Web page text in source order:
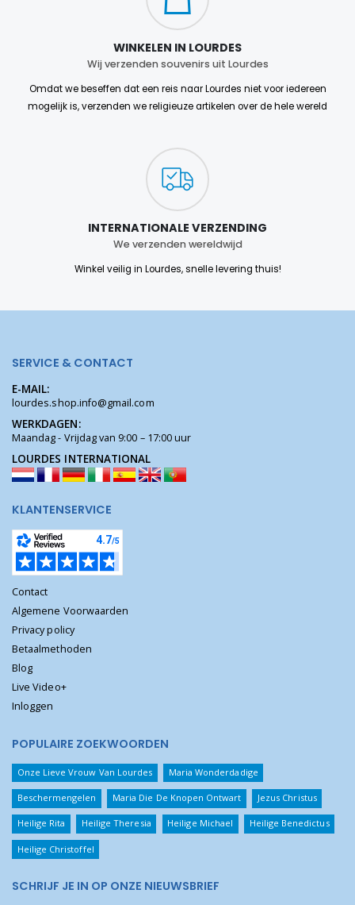
WINKELEN IN LOURDES
Wij verzenden souvenirs uit Lourdes
Omdat we beseffen dat een reis naar Lourdes niet voor iedereen
mogelijk is, verzenden we religieuze artikelen over de hele wereld
INTERNATIONALE VERZENDING
We verzenden wereldwijd
Winkel veilig in Lourdes, snelle levering thuis!
SERVICE & CONTACT
E-MAIL:
lourdes.shop.info@gmail.com
WERKDAGEN:
Maandag - Vrijdag van 9:00 – 17:00 uur
LOURDES INTERNATIONAL
KLANTENSERVICE
Contact
Algemene Voorwaarden
Privacy policy
Betaalmethoden
Blog
Live Video+
Inloggen
POPULAIRE ZOEKWOORDEN
Onze Lieve Vrouw Van Lourdes Maria Wonderdadige
Beschermengelen Maria Die De Knopen Ontwart Jezus Christus
Heilige Rita Heilige Theresia Heilige Michael Heilige Benedictus
Heilige Christoffel
SCHRIJF JE IN OP ONZE NIEUWSBRIEF